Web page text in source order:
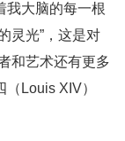
我大脑的每一根
灵光”，这是对
和艺术还有更多
Louis XIV）